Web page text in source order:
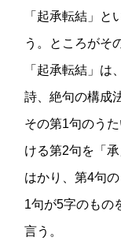
「起承転結」と
う。ところがそ
「起承転結」は
詩、絶句の構成
その第1句のう
ける第2句を「
はかり、第4句
1句が5字のもの
言う。